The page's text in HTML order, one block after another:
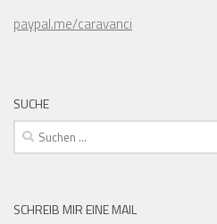
paypal.me/caravanci
SUCHE
Suchen
nach:
SCHREIB MIR EINE MAIL